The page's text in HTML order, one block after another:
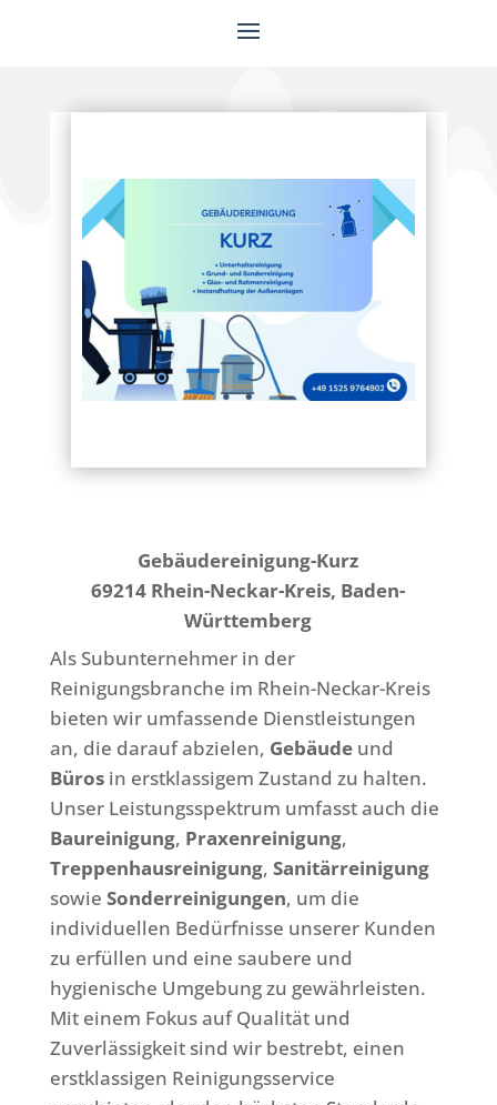
Gebäudereinigung-Kurz
69214 Rhein-Neckar-Kreis, Baden-
Württemberg
Als Subunternehmer in der
Reinigungsbranche im Rhein-Neckar-Kreis
bieten wir umfassende Dienstleistungen
an, die darauf abzielen, Gebäudeund
Bürosin erstklassigem Zustand zu halten.
Unser Leistungsspektrum umfasst auch die
Baureinigung, Praxenreinigung,
Treppenhausreinigung, Sanitärreinigung
sowie Sonderreinigungen, um die
individuellen Bedürfnisse unserer Kunden
zu erfüllen und eine saubere und
hygienische Umgebung zu gewährleisten.
Mit einem Fokus auf Qualität und
Zuverlässigkeit sind wir bestrebt, einen
erstklassigen Reinigungsservice